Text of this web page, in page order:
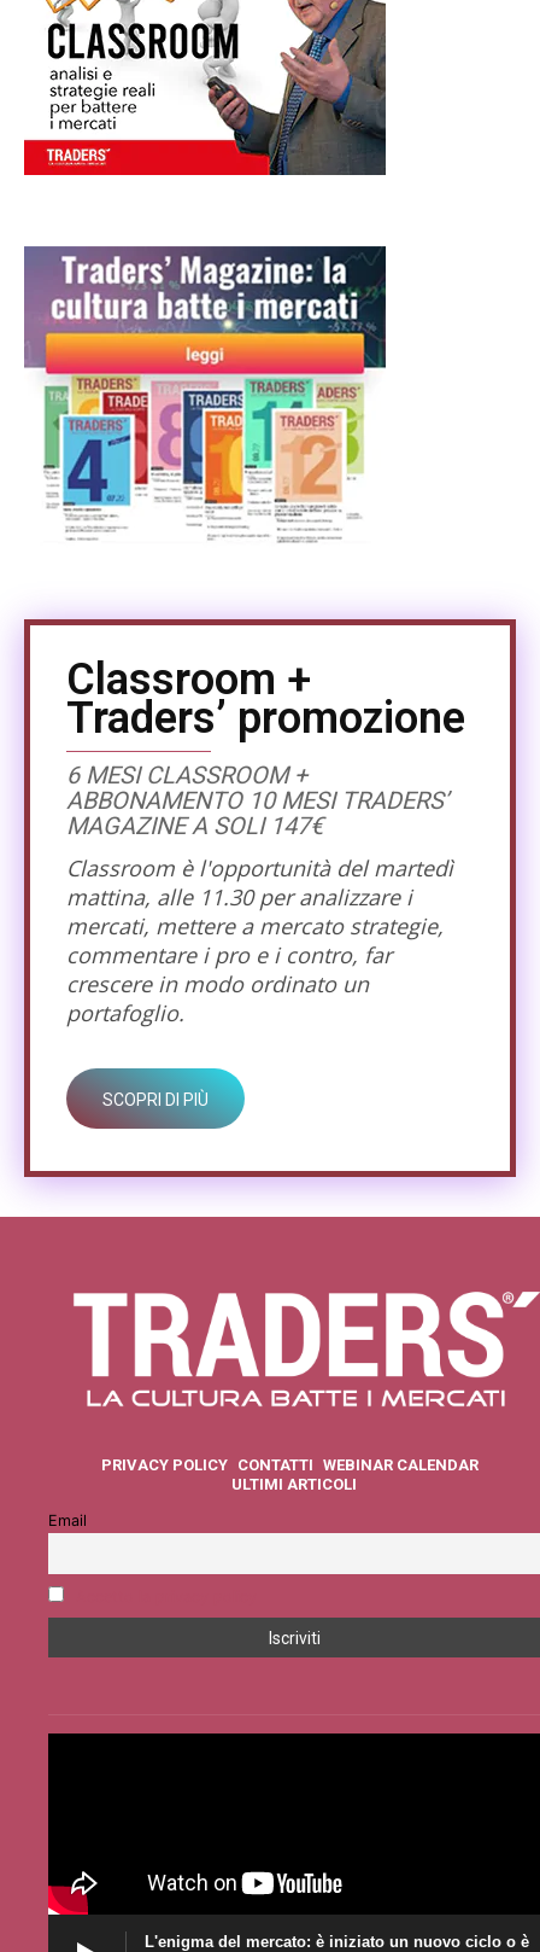
Classroom +
Traders’ promozione
6 MESI CLASSROOM +
ABBONAMENTO 10 MESI TRADERS’
MAGAZINE A SOLI 147€
Classroom è l'opportunità del martedì
mattina, alle 11.30 per analizzare i
mercati, mettere a mercato strategie,
commentare i pro e i contro, far
crescere in modo ordinato un
portafoglio.
SCOPRI DI PIÙ
PRIVACY POLICY CONTATTI WEBINAR CALENDAR
ULTIMI ARTICOLI
Email
L'enigma del mercato: è iniziato un nuovo ciclo o è